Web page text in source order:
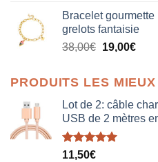
initial
était :
38,00€.
est :
Bracelet
grelots fantaisie
38,00€ Le
était :
38,00€.
19,00€Le
est :
PRODUITS LES
Lot de 2: câble
USB de 2 mètres
Note5.00
11,50€